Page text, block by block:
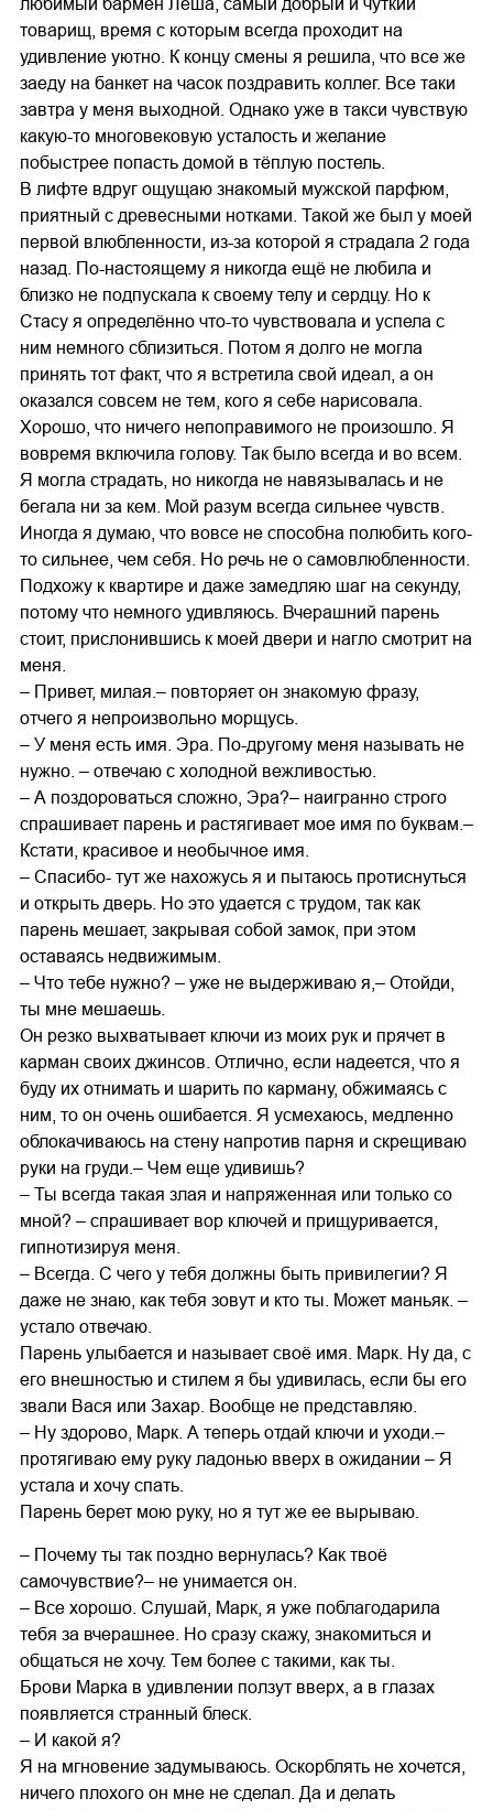
любимый бармен Леша, самый добрый и чуткий
товарищ, время с которым всегда проходит на
удивление уютно. К концу смены я решила, что все же
заеду на банкет на часок поздравить коллег. Все таки
завтра у меня выходной. Однако уже в такси чувствую
какую-то многовековую усталость и желание
побыстрее попасть домой в тёплую постель.
В лифте вдруг ощущаю знакомый мужской парфюм,
приятный с древесными нотками. Такой же был у моей
первой влюбленности, из-за которой я страдала 2 года
назад. По-настоящему я никогда ещё не любила и
близко не подпускала к своему телу и сердцу. Но к
Стасу я определённо что-то чувствовала и успела с
ним немного сблизиться. Потом я долго не могла
принять тот факт, что я встретила свой идеал, а он
оказался совсем не тем, кого я себе нарисовала.
Хорошо, что ничего непоправимого не произошло. Я
вовремя включила голову. Так было всегда и во всем.
Я могла страдать, но никогда не навязывалась и не
бегала ни за кем. Мой разум всегда сильнее чувств.
Иногда я думаю, что вовсе не способна полюбить кого-
то сильнее, чем себя. Но речь не о самовлюбленности.
Подхожу к квартире и даже замедляю шаг на секунду,
потому что немного удивляюсь. Вчерашний парень
стоит, прислонившись к моей двери и нагло смотрит на
меня.
– Привет, милая.– повторяет он знакомую фразу,
отчего я непроизвольно морщусь.
– У меня есть имя. Эра. По-другому меня называть не
нужно. – отвечаю с холодной вежливостью.
– А поздороваться сложно, Эра?– наигранно строго
спрашивает парень и растягивает мое имя по буквам.–
Кстати, красивое и необычное имя.
– Спасибо- тут же нахожусь я и пытаюсь протиснуться
и открыть дверь. Но это удается с трудом, так как
парень мешает, закрывая собой замок, при этом
оставаясь недвижимым.
– Что тебе нужно? – уже не выдерживаю я,– Отойди,
ты мне мешаешь.
Он резко выхватывает ключи из моих рук и прячет в
карман своих джинсов. Отлично, если надеется, что я
буду их отнимать и шарить по карману, обжимаясь с
ним, то он очень ошибается. Я усмехаюсь, медленно
облокачиваюсь на стену напротив парня и скрещиваю
руки на груди.– Чем еще удивишь?
– Ты всегда такая злая и напряженная или только со
мной? – спрашивает вор ключей и прищуривается,
гипнотизируя меня.
– Всегда. С чего у тебя должны быть привилегии? Я
даже не знаю, как тебя зовут и кто ты. Может маньяк. –
устало отвечаю.
Парень улыбается и называет своё имя. Марк. Ну да, с
его внешностью и стилем я бы удивилась, если бы его
звали Вася или Захар. Вообще не представляю.
– Ну здорово, Марк. А теперь отдай ключи и уходи.–
протягиваю ему руку ладонью вверх в ожидании – Я
устала и хочу спать.
Парень берет мою руку, но я тут же ее вырываю.
– Почему ты так поздно вернулась? Как твоё
самочувствие?– не унимается он.
– Все хорошо. Слушай, Марк, я уже поблагодарила
тебя за вчерашнее. Но сразу скажу, знакомиться и
общаться не хочу. Тем более с такими, как ты.
Брови Марка в удивлении ползут вверх, а в глазах
появляется странный блеск.
– И какой я?
Я на мгновение задумываюсь. Оскорблять не хочется,
ничего плохого он мне не сделал. Да и делать